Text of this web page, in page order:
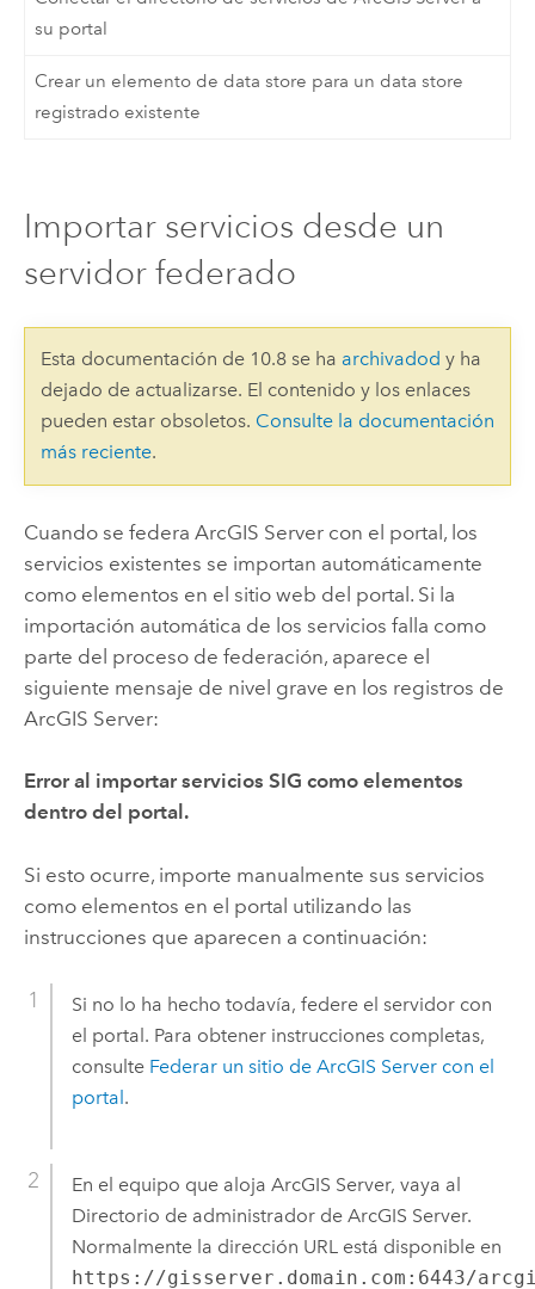
su portal
Crear un elemento de data store para un data store
registrado existente
Importar servicios desde un
servidor federado
Esta documentación de 10.8 se ha archivadod y ha
dejado de actualizarse. El contenido y los enlaces
pueden estar obsoletos. Consulte la documentación
más reciente.
Cuando se federa ArcGIS Servercon el portal, los
servicios existentes se importan automáticamente
como elementos en el sitio web del portal. Si la
importación automática de los servicios falla como
parte del proceso de federación, aparece el
siguiente mensaje de nivel grave en los registros de
ArcGIS Server:
Error al importar servicios SIG como elementos
dentro del portal.
Si esto ocurre, importe manualmente sus servicios
como elementos en el portal utilizando las
instrucciones que aparecen a continuación:
Si no lo ha hecho todavía, federe el servidor con
el portal. Para obtener instrucciones completas,
consulte Federar un sitio de ArcGIS Server con el
portal.
En el equipo que aloja ArcGIS Server, vaya al
Directorio de administrador de ArcGIS Server.
Normalmente la dirección URL está disponible en
https://gisserver.domain.com:6443/